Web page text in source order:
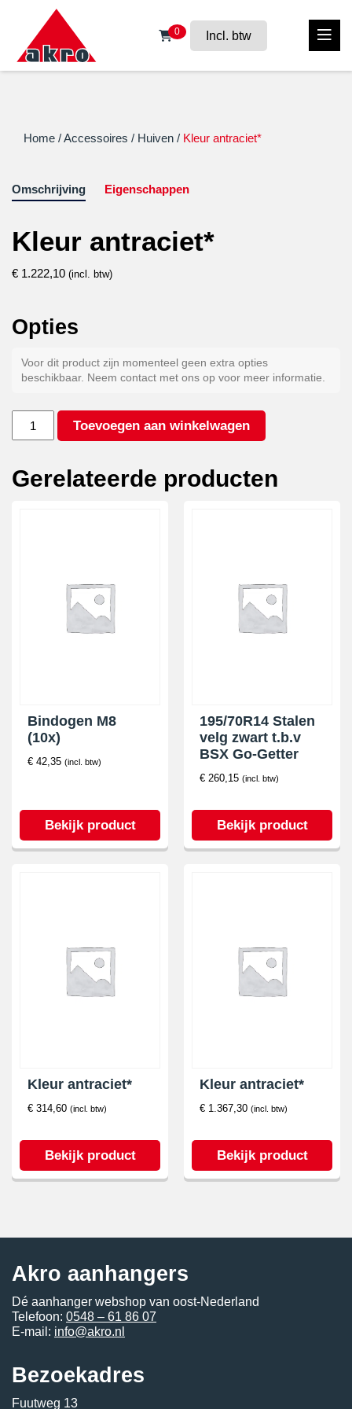
0 Incl. btw
Home /Accessoires / Huiven / Kleur antraciet*
Omschrijving Eigenschappen
Kleur antraciet*
€ 1.222,10 (incl. btw)
Opties
Voor dit product zijn momenteel geen extra opties
beschikbaar. Neem contact met ons op voor meer informatie.
antraciet*
Toevoegen aan winkelwagen
Gerelateerde producten
Bindogen M8
(10x)
€ 42,35 (incl. btw)
Bekijk product
195/70R14 Stalen
velg zwart t.b.v
BSX Go-Getter
€ 260,15 (incl. btw)
Bekijk product
Kleur antraciet*
€ 314,60 (incl. btw)
Bekijk product
Kleur antraciet*
€ 1.367,30 (incl. btw)
Bekijk product
Akro aanhangers
Dé aanhanger webshop van oost-Nederland
Telefoon: 0548 – 61 86 07
E-mail: info@akro.nl
Bezoekadres
Fuutweg 13